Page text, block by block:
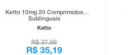
Ketto 10mg 20 Comprimidos
Sublinguais
Ketto
R$ 37,66
R$ 35,19